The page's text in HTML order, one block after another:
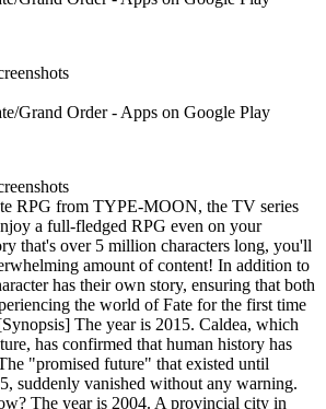
Grand Order - Apps on Google Play
RPG from TYPE-MOON, the TV series
a full-fledged RPG even on your
that's over 5 million characters long, you'll
amount of content! In addition to
has their own story, ensuring that both
the world of Fate for the first time
The year is 2015. Caldea, which
has confirmed that human history has
"promised future" that existed until
suddenly vanished without any warning.
The year is 2004. A provincial city in